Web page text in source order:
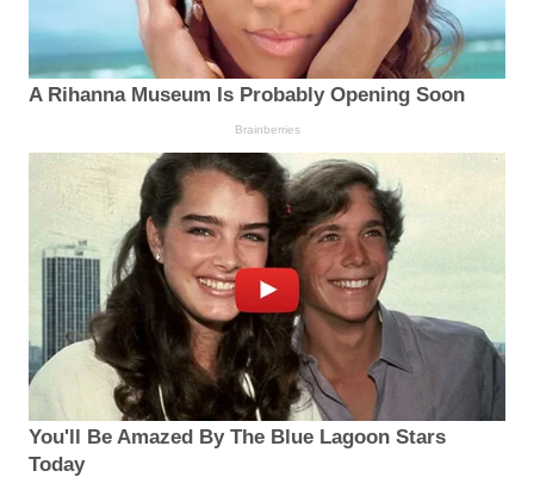
A Rihanna Museum Is Probably Opening Soon
Brainberries
You'll Be Amazed By The Blue Lagoon Stars
Today